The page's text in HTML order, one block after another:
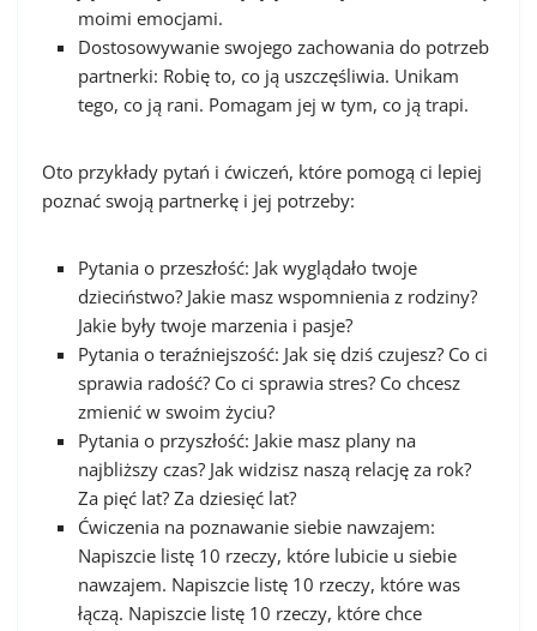
moimi emocjami.
Dostosowywanie swojego zachowania do potrzeb
partnerki: Robię to, co ją uszczęśliwia. Unikam
tego, co ją rani. Pomagam jej w tym, co ją trapi.
Oto przykłady pytań i ćwiczeń, które pomogą ci lepiej
poznać swoją partnerkę i jej potrzeby:
Pytania o przeszłość: Jak wyglądało twoje
dzieciństwo? Jakie masz wspomnienia z rodziny?
Jakie były twoje marzenia i pasje?
Pytania o teraźniejszość: Jak się dziś czujesz? Co ci
sprawia radość? Co ci sprawia stres? Co chcesz
zmienić w swoim życiu?
Pytania o przyszłość: Jakie masz plany na
najbliższy czas? Jak widzisz naszą relację za rok?
Za pięć lat? Za dziesięć lat?
Ćwiczenia na poznawanie siebie nawzajem:
Napiszcie listę 10 rzeczy, które lubicie u siebie
nawzajem. Napiszcie listę 10 rzeczy, które was
łączą. Napiszcie listę 10 rzeczy, które chce